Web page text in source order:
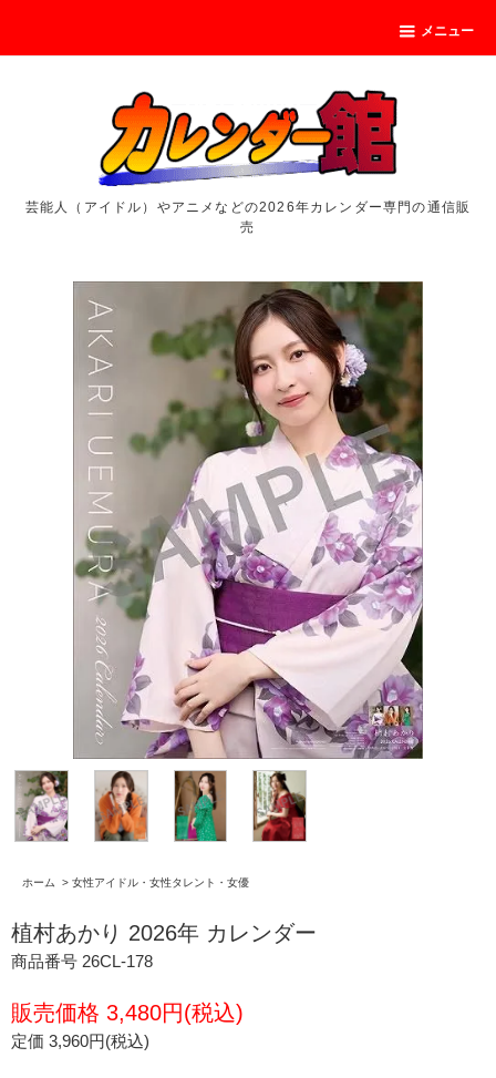
メニュー
芸能人（アイドル）やアニメなどの2026年カレンダー専門の通信販
売
ホーム > 女性アイドル・女性タレント・女優
植村あかり 2026年 カレンダー
商品番号 26CL-178
販売価格 3,480円(税込)
定価 3,960円(税込)